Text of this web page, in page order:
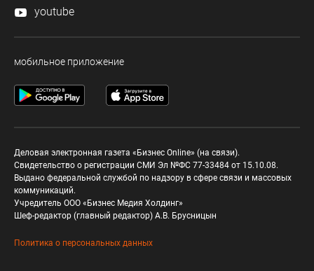
youtube
мобильное приложение
Деловая электронная газета «Бизнес Online» (на связи).
Свидетельство о регистрации СМИ Эл №ФС 77-33484 от 15.10.08.
Выдано федеральной службой по надзору в сфере связи и массовых
коммуникаций.
Учредитель ООО «Бизнес Медия Холдинг»
Шеф-редактор (главный редактор) А.В. Брусницын
Политика о персональных данных